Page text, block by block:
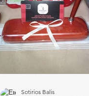
Sotirios Balis